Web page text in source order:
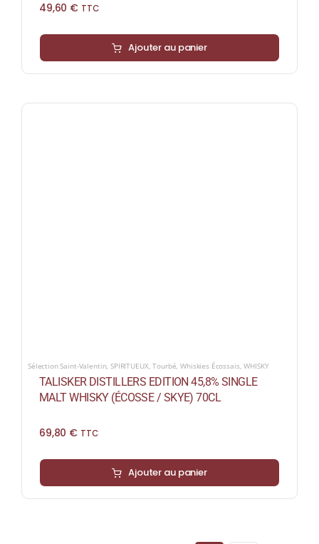
49,60 € TTC
Ajouter au panier
Sélection Saint-Valentin,SPIRITUEUX,Tourbé,Whiskies Écossais,WHISKY
TALISKER DISTILLERS EDITION 45,8% SINGLE
MALT WHISKY (ÉCOSSE / SKYE) 70CL
69,80 € TTC
Ajouter au panier